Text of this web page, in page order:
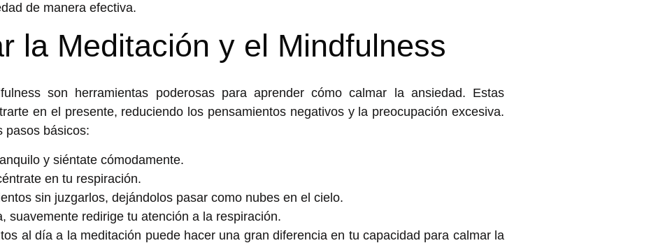
de manera efectiva.
la Meditación y el Mindfulness
son herramientas poderosas para aprendercómo calmar la ansiedad. Estas
en el presente, reduciendo los pensamientos negativos y la preocupación excesiva.
pasos básicos:
y siéntate cómodamente.
en tu respiración.
sin juzgarlos, dejándolos pasar como nubes en el cielo.
suavemente redirige tu atención a la respiración.
al día a la meditación puede hacer una gran diferencia en tu capacidad para calmar la